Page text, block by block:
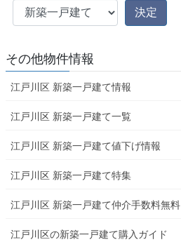
その他物件情報
江戸川区 新築一戸建て情報
江戸川区 新築一戸建て一覧
江戸川区 新築一戸建て値下げ情報
江戸川区 新築一戸建て特集
江戸川区 新築一戸建て仲介手数料無料
江戸川区の新築一戸建て購入ガイド